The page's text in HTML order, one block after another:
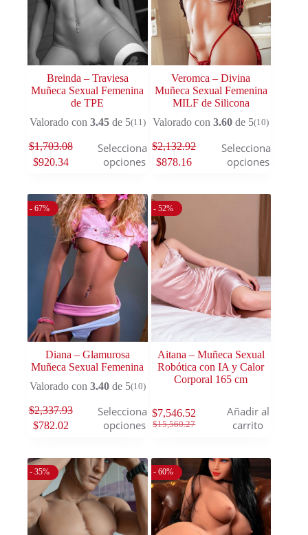
Breinda – Traviesa
Muñeca Sexual Femenina
de TPE
Valorado con 3.45de 5(11)
$1,703.08
$920.34
Seleccionar
opciones
Veromca – Divina
Muñeca Sexual Femenina
MILF de Silicona
Valorado con3.60 de 5(10)
$2,132.92
$878.16
Seleccionar
opciones
- 67%
Diana – Glamurosa
Muñeca Sexual Femenina
Valorado con 3.40de 5(10)
$2,337.93
$782.02
Seleccionar
opciones
- 52%
Aitana – Muñeca Sexual
Robótica con IA y Calor
Corporal 165 cm
$15,560.27
$7,546.52
Añadir al
carrito
- 35% - 60%